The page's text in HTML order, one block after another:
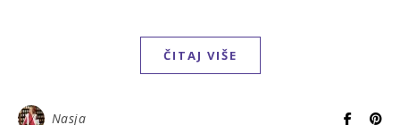
ČITAJ VIŠE
Nasja